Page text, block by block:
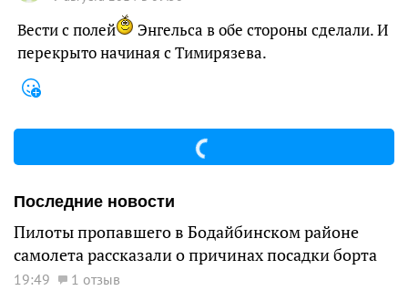
Вести с полей
Энгельса в обе стороны сделали. И
перекрыто начиная с Тимирязева.
Последние новости
Пилоты пропавшего в Бодайбинском районе
самолета рассказали о причинах посадки борта
19:49 1 отзыв